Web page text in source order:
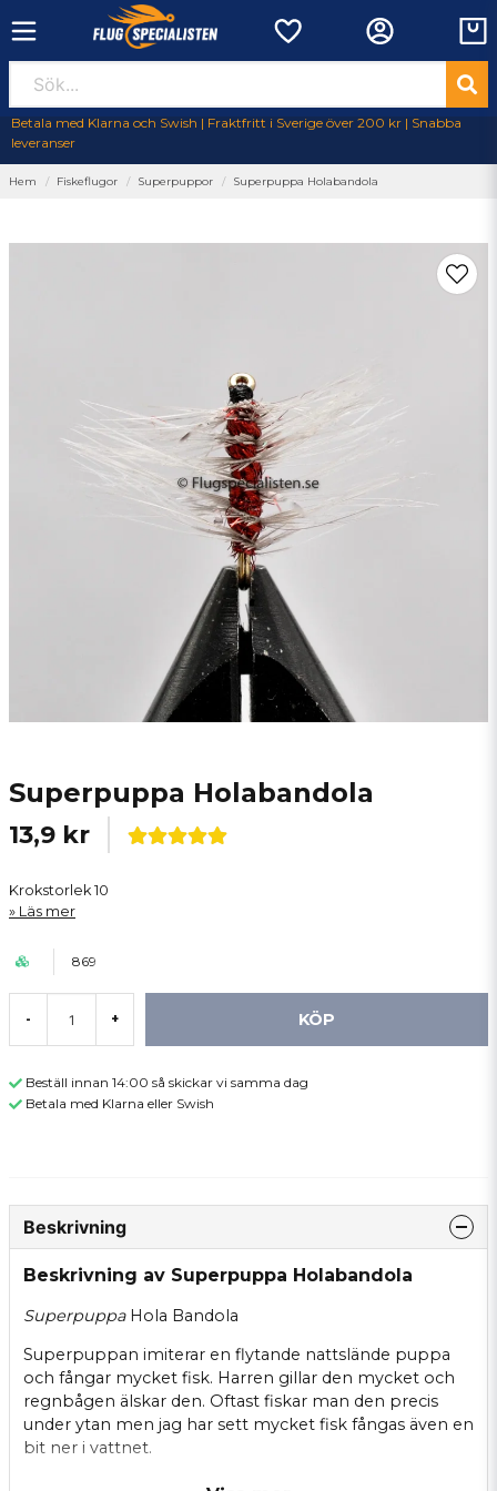
Betala med Klarna och Swish | Fraktfritt i Sverige över 200 kr | Snabba
leveranser
Hem Fiskeflugor Superpuppor Superpuppa Holabandola
Superpuppa Holabandola
13,9 kr
Krokstorlek 10
Läs mer
869
- + KÖP
Beställ innan 14:00 så skickar vi samma dag
Betala med Klarna eller Swish
Beskrivning
Beskrivning av Superpuppa Holabandola
SuperpuppaHola Bandola
Superpuppan imiterar en flytande nattslände puppa
och fångar mycket fisk. Harren gillar den mycket och
regnbågen älskar den. Oftast fiskar man den precis
under ytan men jag har sett mycket fisk fångas även en
bit ner i vattnet.